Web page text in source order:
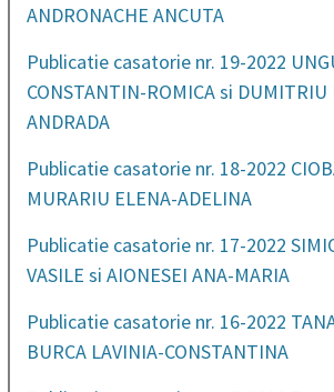
ANDRONACHE ANCUTA
Publicatie casatorie nr. 19-2022
CONSTANTIN-ROMICA si DUMITRIU
ANDRADA
Publicatie casatorie nr. 18-2022
MURARIU ELENA-ADELINA
Publicatie casatorie nr. 17-2022
VASILE si AIONESEI ANA-MARIA
Publicatie casatorie nr. 16-2022
BURCA LAVINIA-CONSTANTINA